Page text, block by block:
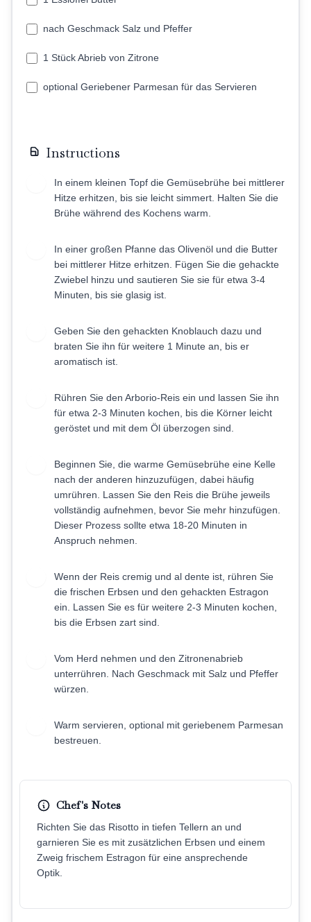
nach Geschmack Salz und Pfeffer
1 Stück Abrieb von Zitrone
optional Geriebener Parmesan für das Servieren
Instructions
In einem kleinen Topf die Gemüsebrühe bei mittlerer
Hitze erhitzen, bis sie leicht simmert. Halten Sie die
Brühe während des Kochens warm.
In einer großen Pfanne das Olivenöl und die Butter
bei mittlerer Hitze erhitzen. Fügen Sie die gehackte
Zwiebel hinzu und sautieren Sie sie für etwa 3-4
Minuten, bis sie glasig ist.
Geben Sie den gehackten Knoblauch dazu und
braten Sie ihn für weitere 1 Minute an, bis er
aromatisch ist.
Rühren Sie den Arborio-Reis ein und lassen Sie ihn
für etwa 2-3 Minuten kochen, bis die Körner leicht
geröstet und mit dem Öl überzogen sind.
Beginnen Sie, die warme Gemüsebrühe eine Kelle
nach der anderen hinzuzufügen, dabei häufig
umrühren. Lassen Sie den Reis die Brühe jeweils
vollständig aufnehmen, bevor Sie mehr hinzufügen.
Dieser Prozess sollte etwa 18-20 Minuten in
Anspruch nehmen.
Wenn der Reis cremig und al dente ist, rühren Sie
die frischen Erbsen und den gehackten Estragon
ein. Lassen Sie es für weitere 2-3 Minuten kochen,
bis die Erbsen zart sind.
Vom Herd nehmen und den Zitronenabrieb
unterrühren. Nach Geschmack mit Salz und Pfeffer
würzen.
Warm servieren, optional mit geriebenem Parmesan
bestreuen.
Chef's Notes
Richten Sie das Risotto in tiefen Tellern an und
garnieren Sie es mit zusätzlichen Erbsen und einem
Zweig frischem Estragon für eine ansprechende
Optik.